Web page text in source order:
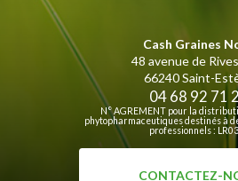
Cash Graines
48 avenue de
66240 Saint-
04 68 92 71
N° AGREMENT pour la
phytopharmaceutiques destinés à
professionnels :
CONTACTEZ-